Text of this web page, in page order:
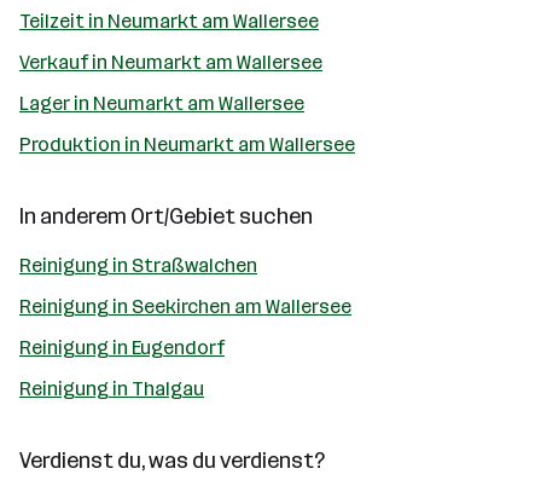
Teilzeit in Neumarkt am Wallersee
Verkauf in Neumarkt am Wallersee
Lager in Neumarkt am Wallersee
Produktion in Neumarkt am Wallersee
In anderem Ort/Gebiet suchen
Reinigung in Straßwalchen
Reinigung in Seekirchen am Wallersee
Reinigung in Eugendorf
Reinigung in Thalgau
Verdienst du, was du verdienst?